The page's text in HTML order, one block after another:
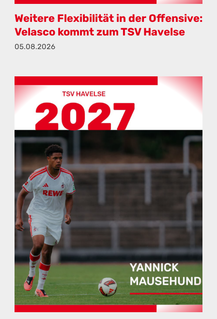
Weitere Flexibilität in der Offensive:
Velasco kommt zum TSV Havelse
05.08.2026